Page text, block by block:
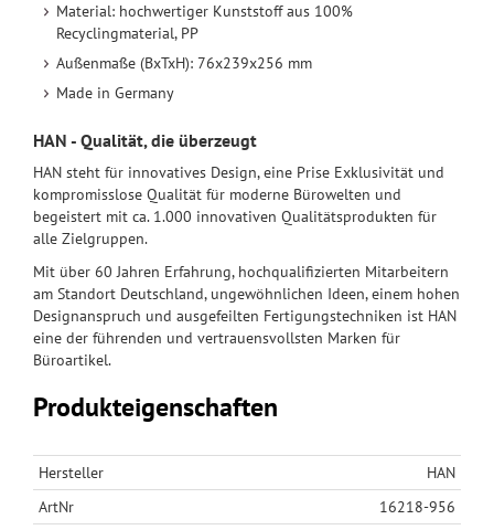
Material: hochwertiger Kunststoff aus 100%
Recyclingmaterial, PP
Außenmaße (BxTxH): 76x239x256 mm
Made in Germany
HAN - Qualität, die überzeugt
HAN steht für innovatives Design, eine Prise Exklusivität und
kompromisslose Qualität für moderne Bürowelten und
begeistert mit ca. 1.000 innovativen Qualitätsprodukten für
alle Zielgruppen.
Mit über 60 Jahren Erfahrung, hochqualifizierten Mitarbeitern
am Standort Deutschland, ungewöhnlichen Ideen, einem hohen
Designanspruch und ausgefeilten Fertigungstechniken ist HAN
eine der führenden und vertrauensvollsten Marken für
Büroartikel.
Produkteigenschaften
Hersteller
HAN
ArtNr
16218-956